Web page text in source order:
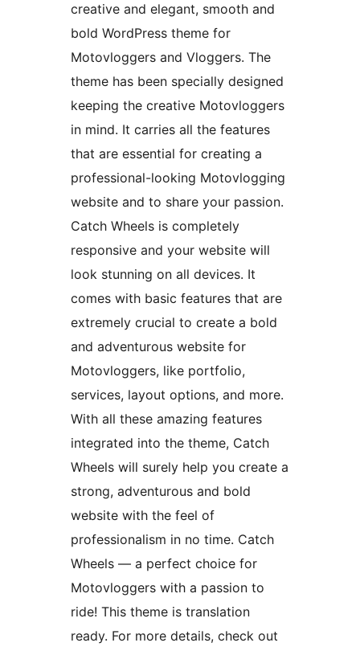
creative and elegant, smooth and
bold WordPress theme for
Motovloggers and Vloggers. The
theme has been specially designed
keeping the creative Motovloggers
in mind. It carries all the features
that are essential for creating a
professional-looking Motovlogging
website and to share your passion.
Catch Wheels is completely
responsive and your website will
look stunning on all devices. It
comes with basic features that are
extremely crucial to create a bold
and adventurous website for
Motovloggers, like portfolio,
services, layout options, and more.
With all these amazing features
integrated into the theme, Catch
Wheels will surely help you create a
strong, adventurous and bold
website with the feel of
professionalism in no time. Catch
Wheels — a perfect choice for
Motovloggers with a passion to
ride! This theme is translation
ready. For more details, check out